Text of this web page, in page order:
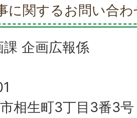
に関するお問い合
企画広報係
相生町3丁目3番3号